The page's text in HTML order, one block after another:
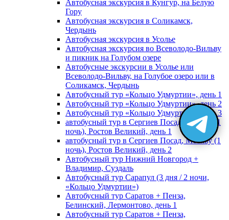
Автобусная экскурсия в Кунгур, на Белую
Гору
Автобусная экскурсия в Соликамск,
Чердынь
Автобусная экскурсия в Усолье
Автобусная экскурсия во Всеволодо-Вильву
и пикник на Голубом озере
Автобусные экскурсии в Усолье или
Всеволодо-Вильву, на Голубое озеро или в
Соликамск, Чердынь
Автобусный тур «Кольцо Удмуртии», день 1
Автобусный тур «Кольцо Удмуртии», день 2
Автобусный тур «Кольцо Удмуртии», день 3
автобусный тур в Сергиев Посад, Москву (1
ночь), Ростов Великий, день 1
автобусный тур в Сергиев Посад, Москву (1
ночь), Ростов Великий, день 2
Автобусный тур Нижний Новгород +
Владимир, Суздаль
Автобусный тур Сарапул (3 дня / 2 ночи,
«Кольцо Удмуртии»)
Автобусный тур Саратов + Пенза,
Белинский, Лермонтово, день 1
Автобусный тур Саратов + Пенза,